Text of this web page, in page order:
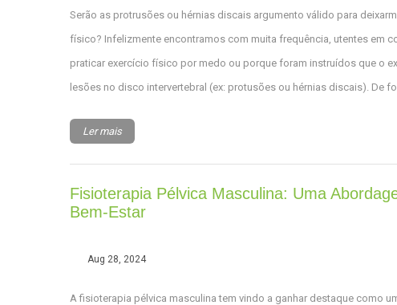
Serão as protrusões ou hérnias discais argumento válido para
físico? Infelizmente encontramos com muita frequência, utentes em
praticar exercício físico por medo ou porque foram instruídos que o
lesões no disco intervertebral (ex: protusões ou hérnias discais). De
Ler mais
Fisioterapia Pélvica Masculina: Uma
Bem-Estar
Aug 28, 2024
A fisioterapia pélvica masculina tem vindo a ganhar destaque como